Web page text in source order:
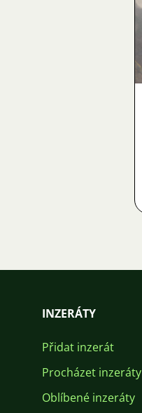
INZERÁTY
Přidat inzerát
Procházet inzeráty
Oblíbené inzeráty